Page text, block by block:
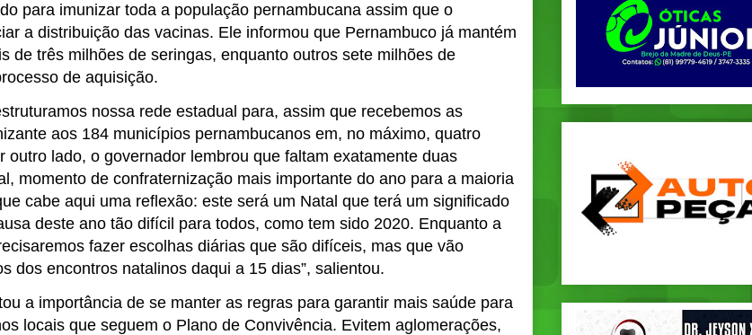
para imunizar toda a população pernambucana assim que o
a distribuição das vacinas. Ele informou que Pernambuco já mantém
de três milhões de seringas, enquanto outros sete milhões de
de aquisição.
nossa rede estadual para, assim que recebemos as
aos 184 municípios pernambucanos em, no máximo, quatro
outro lado, o governador lembrou que faltam exatamente duas
momento de confraternização mais importante do ano para a maioria
cabe aqui uma reflexão: este será um Natal que terá um significado
deste ano tão difícil para todos, como tem sido 2020. Enquanto a
fazer escolhas diárias que são difíceis, mas que vão
dos encontros natalinos daqui a 15 dias”, salientou.
a importância de se manter as regras para garantir mais saúde para
locais que seguem o Plano de Convivência. Evitem aglomerações,